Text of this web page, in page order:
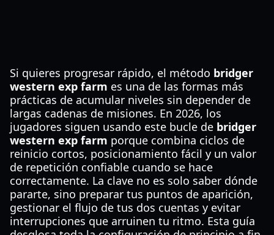
Si quieres progresar rápido, el método bridger
western exp farm es una de las formas más
prácticas de acumular niveles sin depender de
largas cadenas de misiones. En 2026, los
jugadores siguen usando este bucle de bridger
western exp farm porque combina ciclos de
reinicio cortos, posicionamiento fácil y un valor
de repetición confiable cuando se hace
correctamente. La clave no es solo saber dónde
pararte, sino preparar tus puntos de aparición,
gestionar el flujo de tus dos cuentas y evitar
interrupciones que arruinen tu ritmo. Esta guía